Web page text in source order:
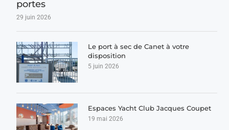
portes
29 juin 2026
Le port à sec de Canet à votre
disposition
5 juin 2026
Espaces Yacht Club Jacques Coupet
19 mai 2026